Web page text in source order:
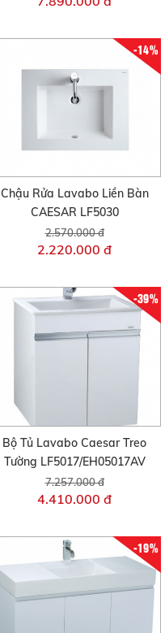
-14%
Chậu Rửa Lavabo Liền Bàn
CAESAR LF5030
2.570.000 đ
2.220.000 đ
-39%
Bộ Tủ Lavabo Caesar Treo
Tường LF5017/EH05017AV
7.257.000 đ
4.410.000 đ
-19%